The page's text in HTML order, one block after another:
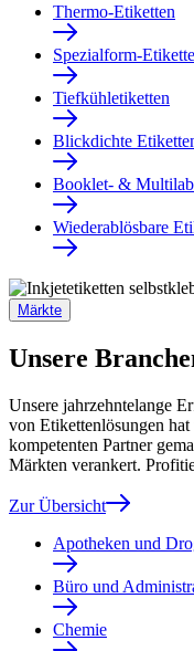
Thermo-Etiketten
Spezialform-
Tiefkühletiketten
Blickdichte
Booklet- &
Wiederablösbare
Märkte
Unsere
Unsere jahrzehntelange
von Etikettenlösungen
kompetenten Partner
Märkten verankert.
Zur Übersicht
Apotheken und
Büro und
Chemie